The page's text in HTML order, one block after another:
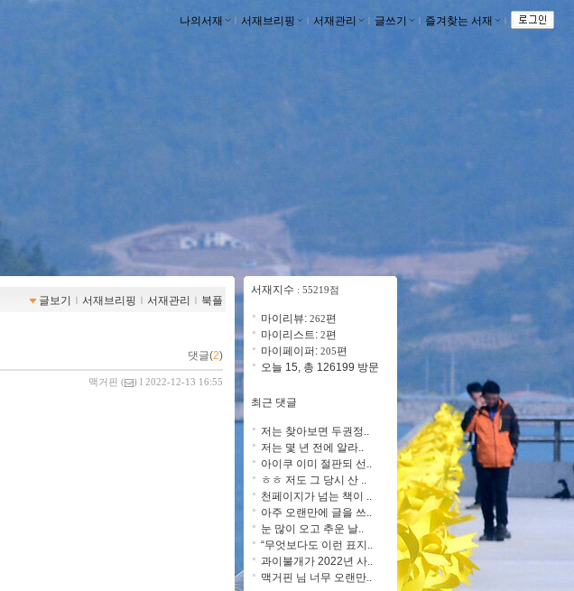
나의서재 ｌ 서재브리핑 ｌ 서재관리 ｌ 글쓰기 ｌ 즐겨찾는 서재 ｌ
글보기 ｌ 서재브리핑 ｌ 서재관리 ｌ 북플
댓글(2)
맥거핀 ( ) l 2022-12-13 16:55
서재지수 : 55219점
마이리뷰: 262편
마이리스트: 2편
마이페이퍼: 205편
오늘 15, 총 126199 방문
최근 댓글
저는 찾아보면 두권정..
저는 몇 년 전에 알라..
아이쿠 이미 절판되 선..
ㅎㅎ 저도 그 당시 산 ..
천페이지가 넘는 책이 ..
아주 오랜만에 글을 쓰..
눈 많이 오고 추운 날..
“무엇보다도 이런 표지..
과이불개가 2022년 사..
맥거핀 님 너무 오랜만..